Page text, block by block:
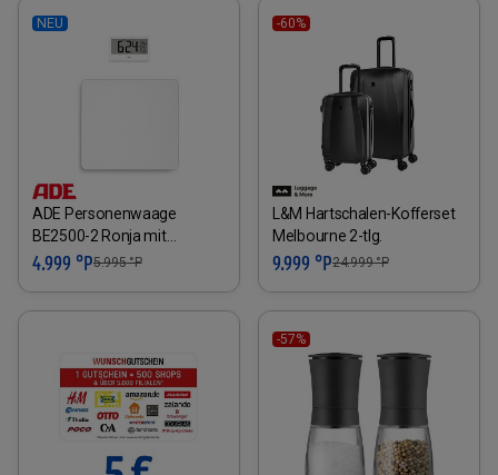
NEU
ADE Personenwaage
BE2500-2 Ronja mit
externem Display
4.999 °P5.995°P
-60%
L&M Hartschalen-Kofferset
Melbourne 2-tlg.
9.999 °P24.999°P
-57%